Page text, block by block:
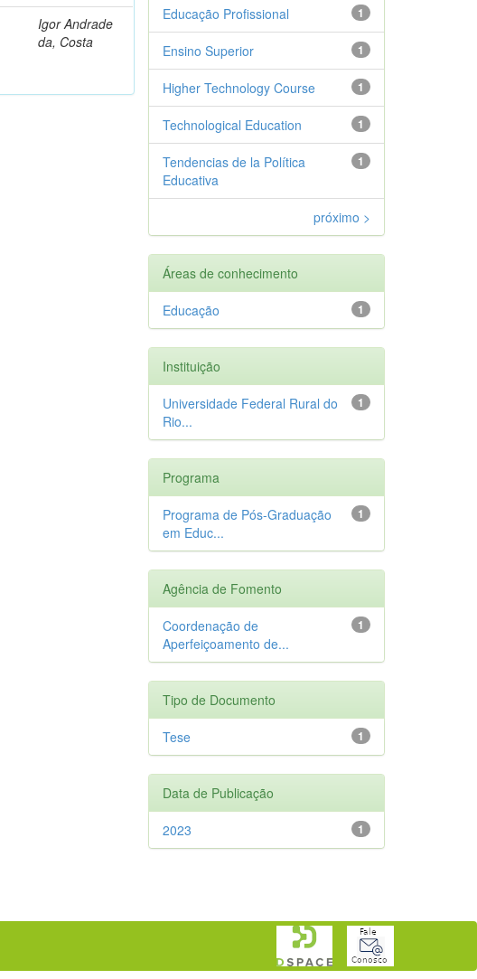
Igor Andrade
da, Costa
1
Educação Profissional
1
Ensino Superior
1
Higher Technology Course
1
Technological Education
1
Tendencias de la Política
Educativa
próximo >
Áreas de conhecimento
1
Educação
Instituição
1
Universidade Federal Rural do
Rio...
Programa
1
Programa de Pós-Graduação
em Educ...
Agência de Fomento
1
Coordenação de
Aperfeiçoamento de...
Tipo de Documento
1
Tese
Data de Publicação
1
2023